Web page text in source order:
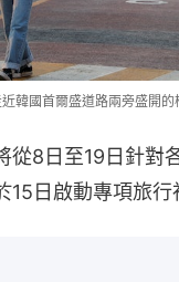
韓國首爾盛道路兩旁盛開的
從8日至19日針對
15日啟動專項旅行